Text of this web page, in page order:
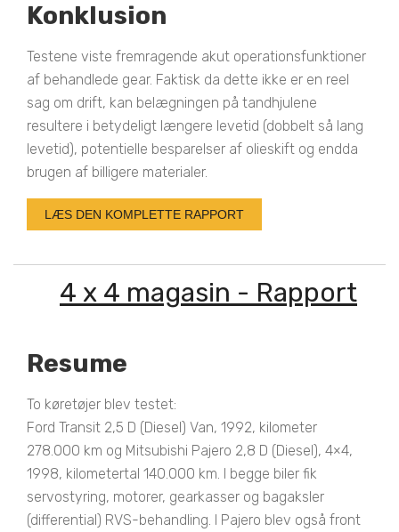
Konklusion
Testene viste fremragende akut operationsfunktioner
af behandlede gear. Faktisk da dette ikke er en reel
sag om drift, kan belægningen på tandhjulene
resultere i betydeligt længere levetid (dobbelt så lang
levetid), potentielle besparelser af olieskift og endda
brugen af billigere materialer.
LÆS DEN KOMPLETTE RAPPORT
4 x 4 magasin - Rapport
Resume
To køretøjer blev testet:
Ford Transit 2,5 D (Diesel) Van, 1992, kilometer
278.000 km og Mitsubishi Pajero 2,8 D (Diesel), 4×4,
1998, kilometertal 140.000 km. I begge biler fik
servostyring, motorer, gearkasser og bagaksler
(differential) RVS-behandling. I Pajero blev også front